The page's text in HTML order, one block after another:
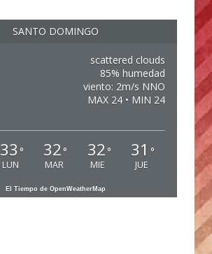
SANTO DOMINGO
scattered clouds
85% humedad
viento: 2m/s NNO
MAX 24 • MIN 24
33 °
LUN
32 °
MAR
32 °
MIE
31 °
JUE
El Tiempo de OpenWeatherMap